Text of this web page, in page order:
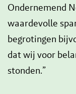
Ondernemend
waardevolle
begrotingen
dat wij voor
stonden.”